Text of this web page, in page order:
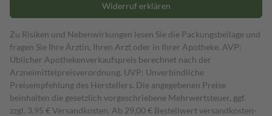
Widerruf erklären
Zu Risiken und Nebenwirkungen lesen Sie die Packungsbeilage und
fragen Sie Ihre Ärztin, Ihren Arzt oder in Ihrer Apotheke. AVP:
Üblicher Apothekenverkaufspreis berechnet nach der
Arzneimittelpreisverordnung. UVP: Unverbindliche
Preisempfehlung des Herstellers. Die angegebenen Preise
beinhalten die gesetzlich vorgeschriebene Mehrwertsteuer, ggf.
zzgl. 3,95 € Versandkosten. Ab 29,00 € Bestell­wert versand­kosten­